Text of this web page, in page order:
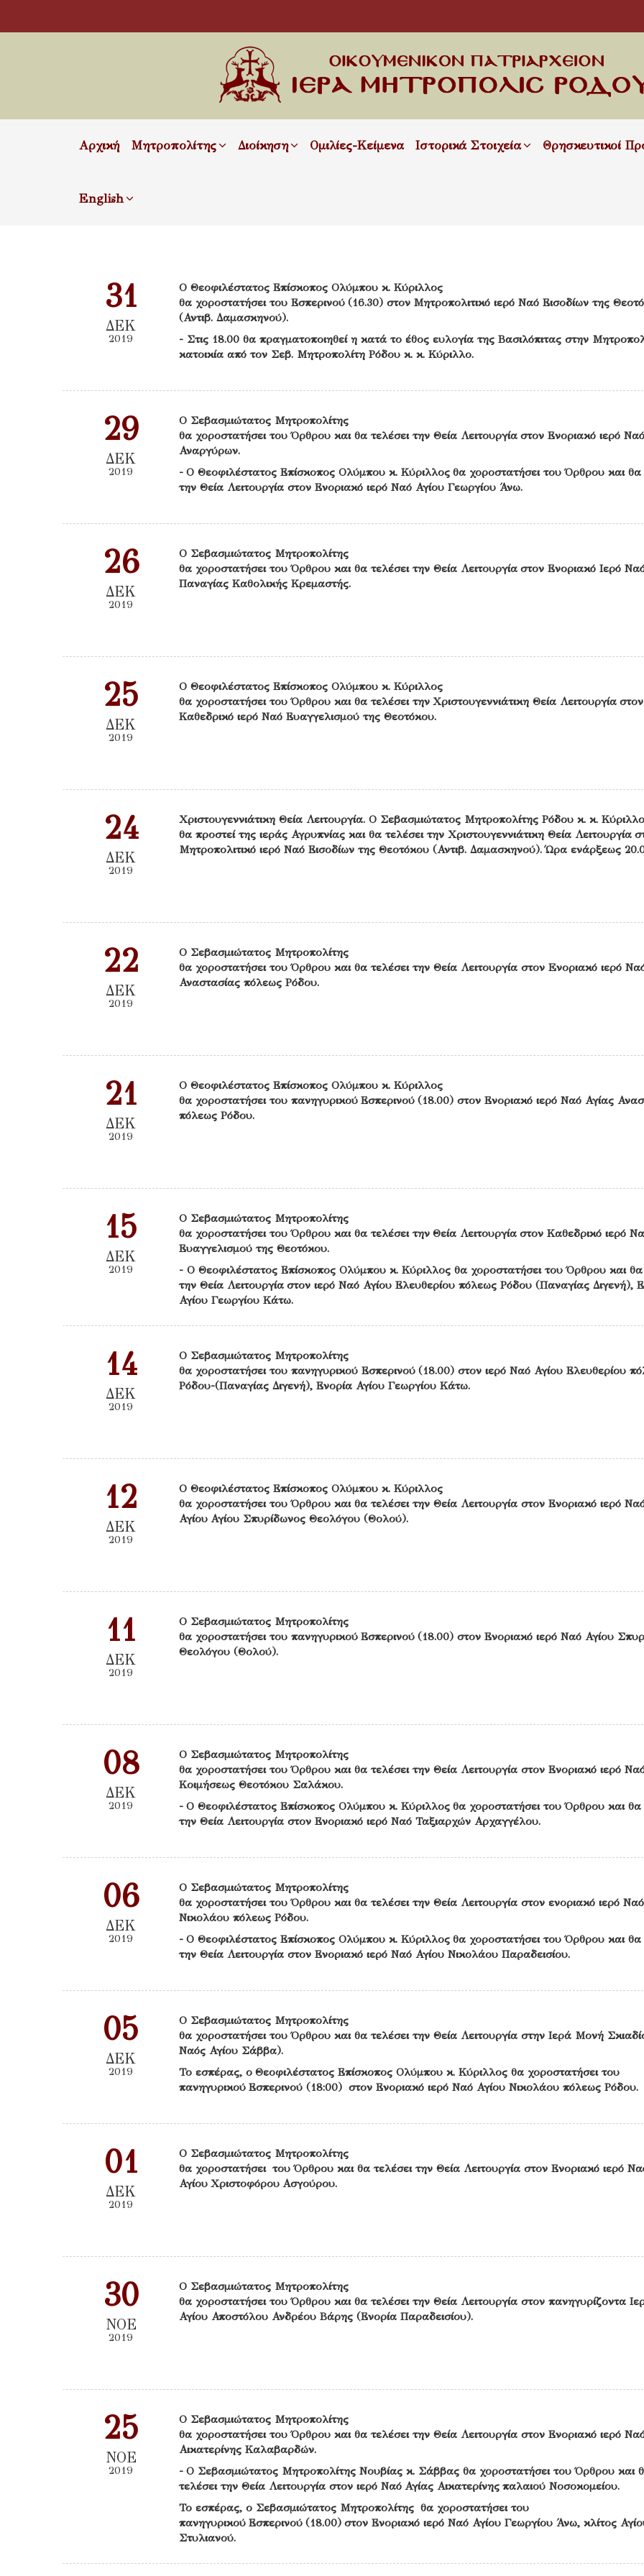
Αρχική Μητροπολίτης Διοίκηση Ομιλίες-Κείμενα Ιστορικά Στοιχεία Θρησκευτικοί
English
31
ΔΕΚ
2019
Ο Θεοφιλέστατος Επίσκοπος Ολύμπου κ. Κύριλλος
θα χοροστατήσει του Εσπερινού (16.30) στον Μητροπολιτικό ιερό Ναό Εισοδίων της
(Αντιβ. Δαμασκηνού).
- Στις 18.00 θα πραγματοποιηθεί η κατά το έθος ευλογία της Βασιλόπιτας στην
κατοικία από τον Σεβ. Μητροπολίτη Ρόδου κ. κ. Κύριλλο.
29
ΔΕΚ
2019
Ο Σεβασμιώτατος Μητροπολίτης
θα χοροστατήσει του Όρθρου και θα τελέσει την Θεία Λειτουργία στον Ενοριακό ιερό
Αναργύρων.
- Ο Θεοφιλέστατος Επίσκοπος Ολύμπου κ. Κύριλλος θα χοροστατήσει του Όρθρου και θα
την Θεία Λειτουργία στον Ενοριακό ιερό Ναό Αγίου Γεωργίου Άνω.
26
ΔΕΚ
2019
Ο Σεβασμιώτατος Μητροπολίτης
θα χοροστατήσει του Όρθρου και θα τελέσει την Θεία Λειτουργία στον Ενοριακό Ιερό
Παναγίας Καθολικής Κρεμαστής.
25
ΔΕΚ
2019
Ο Θεοφιλέστατος Επίσκοπος Ολύμπου κ. Κύριλλος
θα χοροστατήσει του Όρθρου και θα τελέσει την Χριστουγεννιάτικη Θεία Λειτουργία στον
Καθεδρικό ιερό Ναό Ευαγγελισμού της Θεοτόκου.
24
ΔΕΚ
2019
Χριστουγεννιάτικη Θεία Λειτουργία. Ο Σεβασμιώτατος Μητροπολίτης Ρόδου κ. κ.
θα προστεί της ιεράς Αγρυπνίας και θα τελέσει την Χριστουγεννιάτικη Θεία Λειτουργία
Μητροπολιτικό ιερό Ναό Εισοδίων της Θεοτόκου (Αντιβ. Δαμασκηνού). Ώρα ενάρξεως
22
ΔΕΚ
2019
Ο Σεβασμιώτατος Μητροπολίτης
θα χοροστατήσει του Όρθρου και θα τελέσει την Θεία Λειτουργία στον Eνοριακό ιερό
Αναστασίας πόλεως Ρόδου.
21
ΔΕΚ
2019
Ο Θεοφιλέστατος Επίσκοπος Ολύμπου κ. Κύριλλος
θα χοροστατήσει του πανηγυρικού Εσπερινού (18.00) στον Ενοριακό ιερό Ναό Αγίας
πόλεως Ρόδου.
15
ΔΕΚ
2019
Ο Σεβασμιώτατος Μητροπολίτης
θα χοροστατήσει του Όρθρου και θα τελέσει την Θεία Λειτουργία στον Καθεδρικό ιερό
Ευαγγελισμού της Θεοτόκου.
- Ο Θεοφιλέστατος Επίσκοπος Ολύμπου κ. Κύριλλος θα χοροστατήσει του Όρθρου και θα
την Θεία Λειτουργία στον ιερό Ναό Αγίου Ελευθερίου πόλεως Ρόδου (Παναγίας Διγενή),
Αγίου Γεωργίου Κάτω.
14
ΔΕΚ
2019
Ο Σεβασμιώτατος Μητροπολίτης
θα χοροστατήσει του πανηγυρικού Εσπερινού (18.00) στον ιερό Ναό Αγίου Ελευθερίου
Ρόδου-(Παναγίας Διγενή), Ενορία Αγίου Γεωργίου Κάτω.
12
ΔΕΚ
2019
Ο Θεοφιλέστατος Επίσκοπος Ολύμπου κ. Κύριλλος
θα χοροστατήσει του Όρθρου και θα τελέσει την Θεία Λειτουργία στον Ενοριακό ιερό
Αγίου Αγίου Σπυρίδωνος Θεολόγου (Θολού).
11
ΔΕΚ
2019
Ο Σεβασμιώτατος Μητροπολίτης
θα χοροστατήσει του πανηγυρικού Εσπερινού (18.00) στον Ενοριακό ιερό Ναό Αγίου
Θεολόγου (Θολού).
08
ΔΕΚ
2019
Ο Σεβασμιώτατος Μητροπολίτης
θα χοροστατήσει του Όρθρου και θα τελέσει την Θεία Λειτουργία στον Ενοριακό ιερό
Κοιμήσεως Θεοτόκου Σαλάκου.
- Ο Θεοφιλέστατος Επίσκοπος Ολύμπου κ. Κύριλλος θα χοροστατήσει του Όρθρου και θα
την Θεία Λειτουργία στον Ενοριακό ιερό Ναό Ταξιαρχών Αρχαγγέλου.
06
ΔΕΚ
2019
Ο Σεβασμιώτατος Μητροπολίτης
θα χοροστατήσει του Όρθρου και θα τελέσει την Θεία Λειτουργία στον ενοριακό ιερό
Νικολάου πόλεως Ρόδου.
- Ο Θεοφιλέστατος Επίσκοπος Ολύμπου κ. Κύριλλος θα χοροστατήσει του Όρθρου και θα
την Θεία Λειτουργία στον Ενοριακό ιερό Ναό Αγίου Νικολάου Παραδεισίου.
05
ΔΕΚ
2019
Ο Σεβασμιώτατος Μητροπολίτης
θα χοροστατήσει του Όρθρου και θα τελέσει την Θεία Λειτουργία στην Ιερά Μονή
Ναός Αγίου Σάββα).
Το εσπέρας, ο Θεοφιλέστατος Επίσκοπος Ολύμπου κ. Κύριλλος θα χοροστατήσει του
πανηγυρικού Εσπερινού (18:00) στον Ενοριακό ιερό Ναό Αγίου Νικολάου πόλεως Ρόδου.
01
ΔΕΚ
2019
Ο Σεβασμιώτατος Μητροπολίτης
θα χοροστατήσει του Όρθρου και θα τελέσει την Θεία Λειτουργία στον Ενοριακό ιερό
Αγίου Χριστοφόρου Ασγούρου.
30
ΝΟΕ
2019
Ο Σεβασμιώτατος Μητροπολίτης
θα χοροστατήσει του Όρθρου και θα τελέσει την Θεία Λειτουργία στον πανηγυρίζοντα
Αγίου Αποστόλου Ανδρέου Βάρης (Ενορία Παραδεισίου).
25
ΝΟΕ
2019
Ο Σεβασμιώτατος Μητροπολίτης
θα χοροστατήσει του Όρθρου και θα τελέσει την Θεία Λειτουργία στον Ενοριακό ιερό
Αικατερίνης Καλαβαρδών.
- Ο Σεβασμιώτατος Μητροπολίτης Νουβίας κ. Σάββας θα χοροστατήσει του Όρθρου και
τελέσει την Θεία Λειτουργία στον ιερό Ναό Αγίας Αικατερίνης παλαιού Νοσοκομείου.
Το εσπέρας, ο Σεβασμιώτατος Μητροπολίτης θα χοροστατήσει του
πανηγυρικού Εσπερινού (18.00) στον Ενοριακό ιερό Ναό Αγίου Γεωργίου Άνω, κλίτος
Στυλιανού.